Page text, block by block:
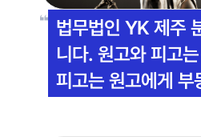
법무법인 YK 제주
니다. 원고와 피고
피고는 원고에게